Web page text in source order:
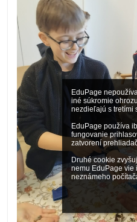
EduPage
iné súkromie
nezdieľajú s tretími
EduPage používa
fungovanie
zatvorení
Druhé cookie
nemu EduPage
neznámeho